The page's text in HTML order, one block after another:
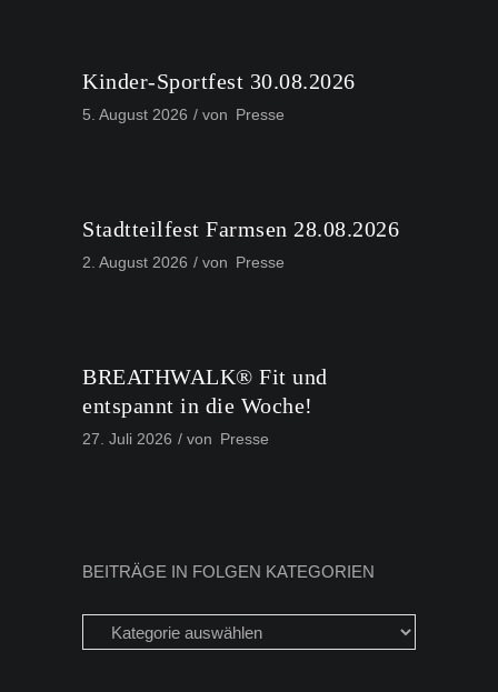
Kinder-Sportfest 30.08.2026
5. August 2026 von Presse
Stadtteilfest Farmsen 28.08.2026
2. August 2026 von Presse
BREATHWALK® Fit und
entspannt in die Woche!
27. Juli 2026 von Presse
BEITRÄGE IN FOLGEN KATEGORIEN
Beiträge
in